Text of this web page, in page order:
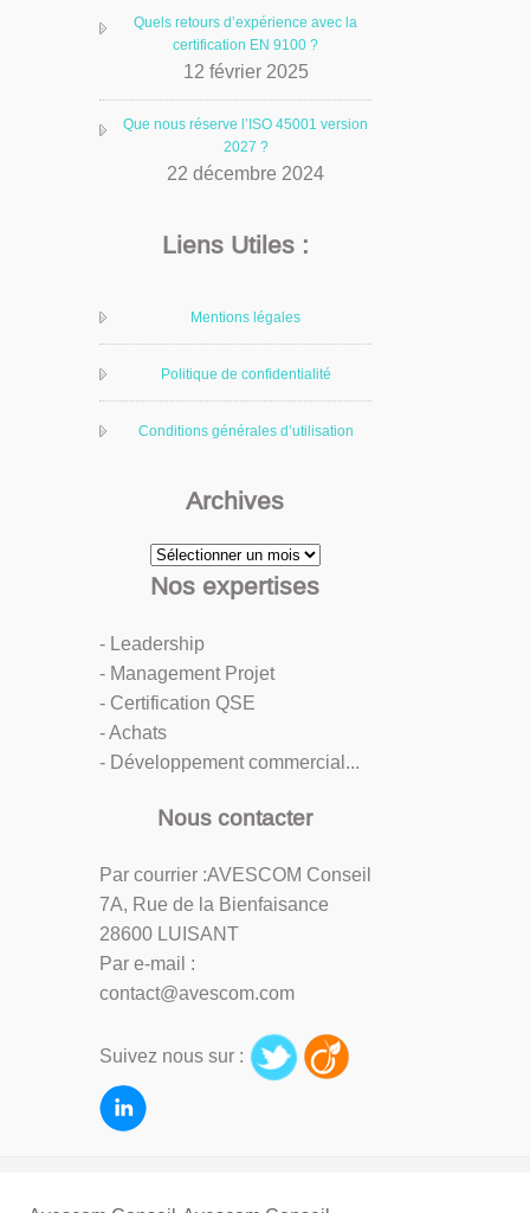
Quels retours d’expérience avec la
certification EN 9100 ?
12 février 2025
Que nous réserve l’ISO 45001 version
2027 ?
22 décembre 2024
Liens Utiles :
Mentions légales
Politique de confidentialité
Conditions générales d’utilisation
Archives
Archives
Nos expertises
- Leadership
- Management Projet
- Certification QSE
- Achats
- Développement commercial...
Nous contacter
Par courrier :AVESCOM Conseil
7A, Rue de la Bienfaisance
28600 LUISANT
Par e-mail :
contact@avescom.com
Suivez nous sur :